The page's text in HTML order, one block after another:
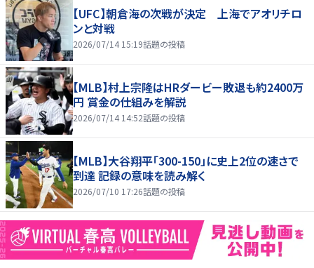
【UFC】朝倉海の次戦が決定 上海でアオリチロ
ンと対戦
2026/07/14 15:19話題の投稿
【MLB】村上宗隆はHRダービー敗退も約2400万
円 賞金の仕組みを解説
2026/07/14 14:52話題の投稿
【MLB】大谷翔平「300-150」に史上2位の速さで
到達 記録の意味を読み解く
2026/07/10 17:26話題の投稿